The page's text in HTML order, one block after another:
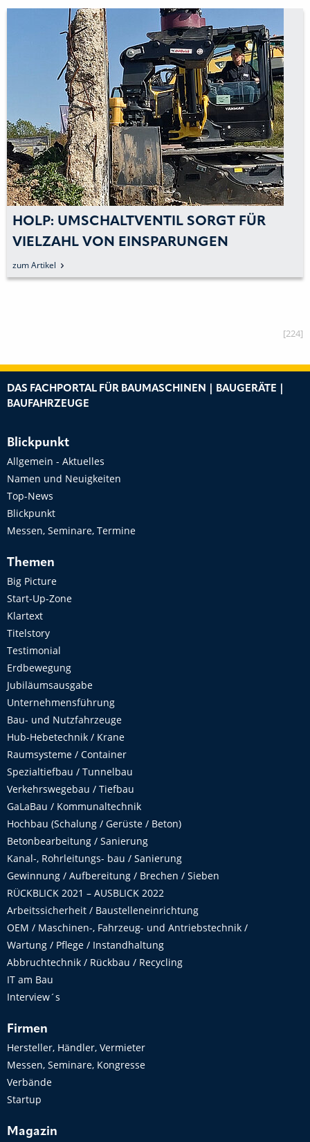
HOLP: UMSCHALTVENTIL SORGT FÜR
VIELZAHL VON EINSPARUNGEN
zum Artikel
[224]
DAS FACHPORTAL FÜR BAUMASCHINEN | BAUGERÄTE |
BAUFAHRZEUGE
Blickpunkt
Allgemein - Aktuelles
Namen und Neuigkeiten
Top-News
Blickpunkt
Messen, Seminare, Termine
Themen
Big Picture
Start-Up-Zone
Klartext
Titelstory
Testimonial
Erdbewegung
Jubiläumsausgabe
Unternehmensführung
Bau- und Nutzfahrzeuge
Hub-Hebetechnik / Krane
Raumsysteme / Container
Spezialtiefbau / Tunnelbau
Verkehrswegebau / Tiefbau
GaLaBau / Kommunaltechnik
Hochbau (Schalung / Gerüste / Beton)
Betonbearbeitung / Sanierung
Kanal-, Rohrleitungs- bau / Sanierung
Gewinnung / Aufbereitung / Brechen / Sieben
RÜCKBLICK 2021 – AUSBLICK 2022
Arbeitssicherheit / Baustelleneinrichtung
OEM / Maschinen-, Fahrzeug- und Antriebstechnik /
Wartung / Pflege / Instandhaltung
Abbruchtechnik / Rückbau / Recycling
IT am Bau
Interview´s
Firmen
Hersteller, Händler, Vermieter
Messen, Seminare, Kongresse
Verbände
Startup
Magazin